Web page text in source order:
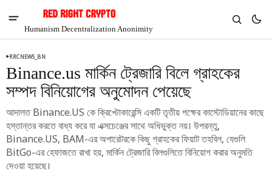
Humanism Decentralization Anonimity
RRCNEWS_BN
Binance.us মার্কিন ট্রেজারি বিলে গ্রাহকের
সম্পদ বিনিয়োগের অনুমোদন পেয়েছে
আদালত Binance.US কে ক্রিপ্টোকারেন্সি একটি তৃতীয় পক্ষের কাস্টোডিয়ানের কাছে
হস্তান্তর করতে বাধ্য করে যা এক্সচেঞ্জের সাথে অধিভুক্ত নয়। উপরন্তু,
Binance.US, BAM-এর অপারেটরকে কিছু গ্রাহকের ফিয়াট তহবিল, যেগুলি
BitGo-এর হেফাজতে রাখা হয়, মার্কিন ট্রেজারি বিলগুলিতে বিনিয়োগ করার অনুমতি
দেওয়া হয়েছে।